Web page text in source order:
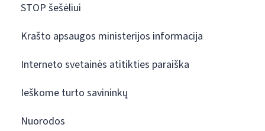
STOP šešėliui
Krašto apsaugos ministerijos informacija
Interneto svetainės atitikties paraiška
Ieškome turto savininkų
Nuorodos